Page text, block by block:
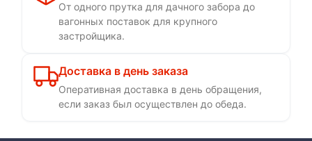
От одного прутка для дачного забора до
вагонных поставок для крупного
застройщика.
Доставка в день заказа
Оперативная доставка в день обращения,
если заказ был осуществлен до обеда.